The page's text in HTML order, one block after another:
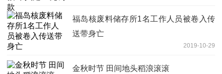
福岛核废料储存所1名工作人员被卷入传
送带身亡
2019-10-29
金秋时节 田间地头稻浪滚滚